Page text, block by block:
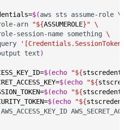
$(aws sts assume-role \
arn
"${ASSUMEROLE}"
\
session-name something
\
text
)
$(echo "${
$(echo "${
$(echo "${
$(echo "${
AWS_ACCESS_KEY_ID